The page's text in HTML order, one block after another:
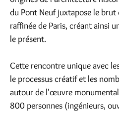
du Pont Neuf juxtapose le brut
raffinée de Paris, créant ainsi
le présent.
Cette rencontre unique avec
le processus créatif et les
autour de l'œuvre
800 personnes (ingénieurs,